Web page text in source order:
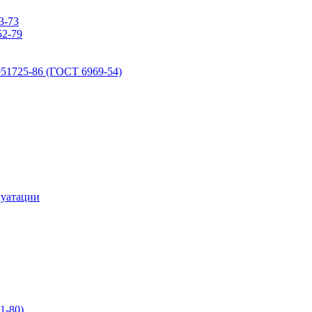
73
79
86 (ГОСТ 6969-54)
80)